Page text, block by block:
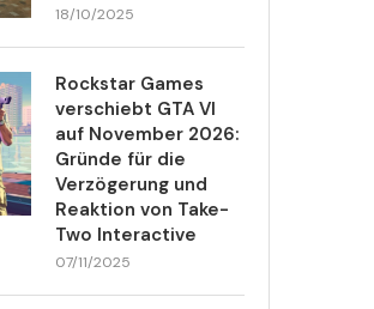
18/10/2025
Rockstar Games
verschiebt GTA VI
auf November 2026:
Gründe für die
Verzögerung und
Reaktion von Take-
Two Interactive
07/11/2025